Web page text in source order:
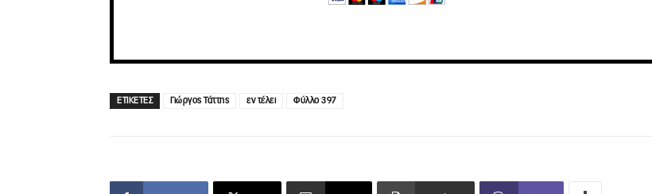
ΕΤΙΚΕΤΕΣ Γιώργος Τάττης εν τέλει Φύλλο 397